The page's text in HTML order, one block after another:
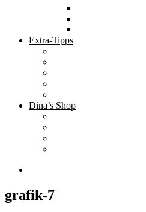
Extra-Tipps
Dina’s Shop
grafik-7